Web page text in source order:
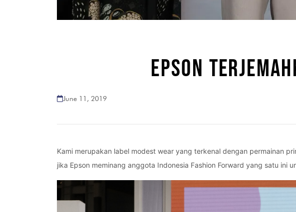
EPSON
June 11, 2019
Kami merupakan label modest wear yang terkenal dengan permainan
jika Epson meminang anggota Indonesia Fashion Forward yang satu ini